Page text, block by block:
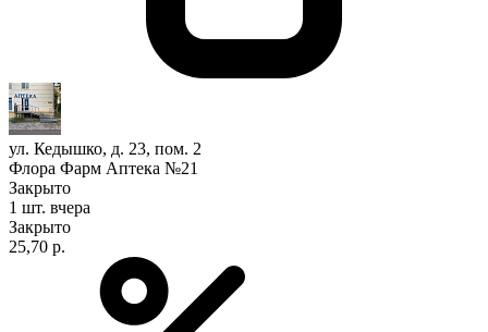
ул. Кедышко, д. 23, пом. 2
Флора Фарм Аптека №21
Закрыто
1 шт. вчера
Закрыто
25,70 р.